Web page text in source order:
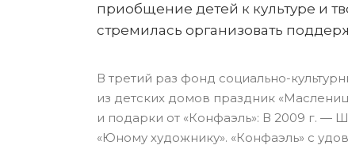
приобщение детей к культуре и
стремилась организовать
В третий раз фонд социально-
из детских домов праздник
и подарки от «Конфаэль»: В 2009 г. —
«Юному художнику». «Конфаэль» с